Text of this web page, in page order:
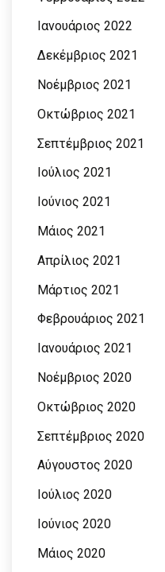
Ιανουάριος 2022
Δεκέμβριος 2021
Νοέμβριος 2021
Οκτώβριος 2021
Σεπτέμβριος 2021
Ιούλιος 2021
Ιούνιος 2021
Μάιος 2021
Απρίλιος 2021
Μάρτιος 2021
Φεβρουάριος 2021
Ιανουάριος 2021
Νοέμβριος 2020
Οκτώβριος 2020
Σεπτέμβριος 2020
Αύγουστος 2020
Ιούλιος 2020
Ιούνιος 2020
Μάιος 2020